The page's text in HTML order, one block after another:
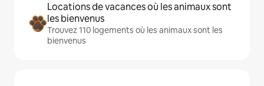
Locations de vacances où les animaux sont
les bienvenus
Trouvez 110 logements où les animaux sont les
bienvenus